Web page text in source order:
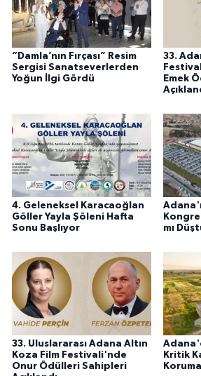
“Damla’nın Fırçası” Resim
Sergisi Sanatseverlerden
Yoğun İlgi Gördü
33.
Emek
4. Geleneksel Karacaoğlan
Göller Yayla Şöleni Hafta
Sonu Başlıyor
mı
33. Uluslararası Adana Altın
Koza Film Festivali'nde
Onur Ödülleri Sahipleri
Kritik